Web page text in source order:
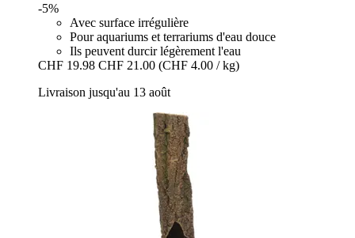
-5%
Avec surface irrégulière
Pour aquariums et terrariums d'eau douce
Ils peuvent durcir légèrement l'eau
CHF 19.98 CHF 21.00 (CHF 4.00 / kg)
Livraison jusqu'au 13 août